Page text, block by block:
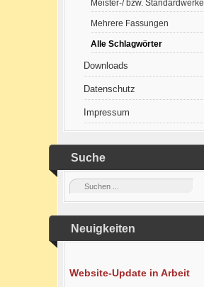
Meister-/ bzw. Standardwerke
Mehrere Fassungen
Alle Schlagwörter
Downloads
Datenschutz
Impressum
Suche
Neuigkeiten
Website-Update in Arbeit